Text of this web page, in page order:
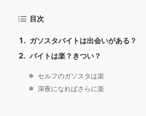
目次
ガソスタバイトは出会いがある？
バイトは楽？きつい？
セルフのガソスタは楽
深夜になればさらに楽